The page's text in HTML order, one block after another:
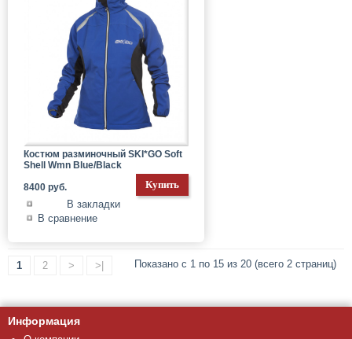
Костюм разминочный SKI*GO Soft
Shell Wmn Blue/Black
8400 руб.
В закладки
В сравнение
1 2 > >| Показано с 1 по 15 из 20 (всего 2 страниц)
Информация